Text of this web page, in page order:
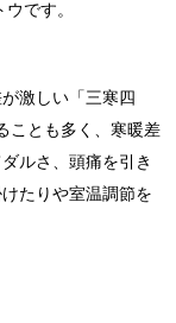
です。
激しい「三寒四
ことも多く、寒暖差
ルさ、頭痛を引き
たりや室温調節を